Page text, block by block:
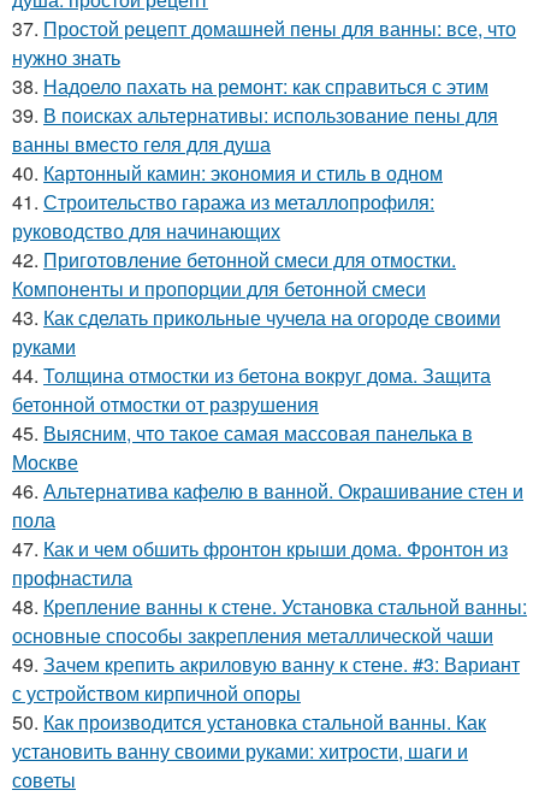
37. Простой рецепт домашней пены для ванны: все, что
нужно знать
38. Надоело пахать на ремонт: как справиться с этим
39. В поисках альтернативы: использование пены для
ванны вместо геля для душа
40. Картонный камин: экономия и стиль в одном
41. Строительство гаража из металлопрофиля:
руководство для начинающих
42. Приготовление бетонной смеси для отмостки.
Компоненты и пропорции для бетонной смеси
43. Как сделать прикольные чучела на огороде своими
руками
44. Толщина отмостки из бетона вокруг дома. Защита
бетонной отмостки от разрушения
45. Выясним, что такое самая массовая панелька в
Москве
46. Альтернатива кафелю в ванной. Окрашивание стен и
пола
47. Как и чем обшить фронтон крыши дома. Фронтон из
профнастила
48. Крепление ванны к стене. Установка стальной ванны:
основные способы закрепления металлической чаши
49. Зачем крепить акриловую ванну к стене. #3: Вариант
с устройством кирпичной опоры
50. Как производится установка стальной ванны. Как
установить ванну своими руками: хитрости, шаги и
советы